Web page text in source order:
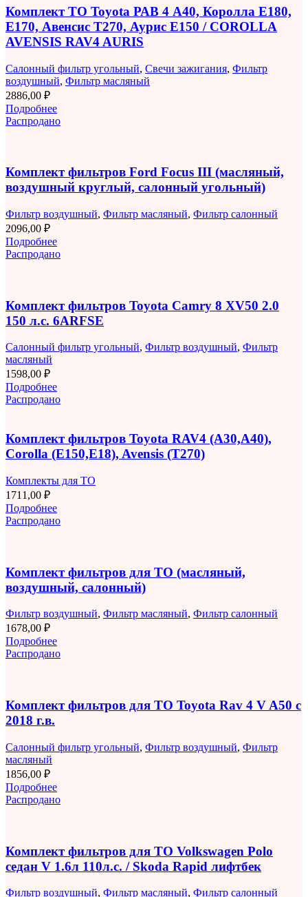
Комплект ТО Toyota РАВ 4 A40, Королла E180,
E170, Авенсис T270, Аурис E150 / COROLLA
AVENSIS RAV4 AURIS
Салонный фильтр угольный, Свечи зажигания, Фильтр
воздушный, Фильтр масляный
2886,00 ₽
Подробнее
Распродано
Комплект фильтров Ford Focus III (масляный,
воздушный круглый, салонный угольный)
Фильтр воздушный, Фильтр масляный, Фильтр салонный
2096,00 ₽
Подробнее
Распродано
Комплект фильтров Toyota Camry 8 XV50 2.0
150 л.с. 6ARFSE
Салонный фильтр угольный, Фильтр воздушный, Фильтр
масляный
1598,00 ₽
Подробнее
Распродано
Комплект фильтров Toyota RAV4 (A30,A40),
Corolla (E150,E18), Avensis (T270)
Комплекты для ТО
1711,00 ₽
Подробнее
Распродано
Комплект фильтров для ТО (масляный,
воздушный, салонный)
Фильтр воздушный, Фильтр масляный, Фильтр салонный
1678,00 ₽
Подробнее
Распродано
Комплект фильтров для ТО Toyota Rav 4 V A50 с
2018 г.в.
Салонный фильтр угольный, Фильтр воздушный, Фильтр
масляный
1856,00 ₽
Подробнее
Распродано
Комплект фильтров для ТО Volkswagen Polo
седан V 1.6л 110л.с. / Skoda Rapid лифтбек
Фильтр воздушный, Фильтр масляный, Фильтр салонный